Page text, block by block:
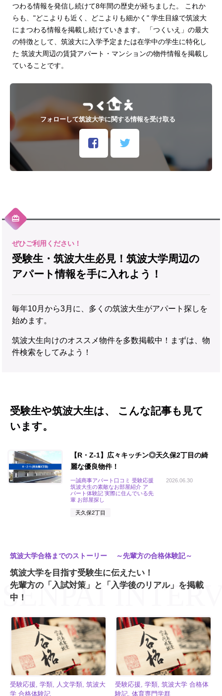
つわる情報を発信し続けて8年間の歴史が経ちました。 これか
らも、"どこよりも近く、どこよりも細かく" 学生目線で筑波大
にまつわる情報を掲載し続けていきます。 「つくいえ」の最大
の特徴として、筑波大に入学予定または在学中の学生に特化し
た 筑波大周辺の賃貸アパート・マンションの物件情報を掲載し
ていることです。
フォローして筑波大学に関する情報を受け取る
受験生・筑波大生必見！筑波大学周辺の
アパート情報を手に入れよう！
毎年10月から3月に、多くの筑波大生がアパート探しを
始めます。
筑波大生向けのオススメ物件を多数掲載中！まずは、物
件検索をしてみよう！
受験生や筑波大生は、 こんな記事も見て
います。
【R・Z-1】広々キッチン◎天久保2丁目の綺
麗な優良物件！
2026.06.30
一誠商事アパート口コミ 受験応援
筑波大生の素敵なお部屋紹介 ア
パート体験記 実際に住んでいる先
輩 お部屋探し
天久保2丁目
筑波大学合格までのストーリー ～先輩方の合格体験記～
筑波大学を目指す受験生に伝えたい！
先輩方の「入試対策」と「入学後のリアル」を掲載
中！
受験応援, 学類, 人文学類, 筑波大
学 合格体験記
受験応援, 学類, 筑波大学 合格体
験記, 体育専門学群